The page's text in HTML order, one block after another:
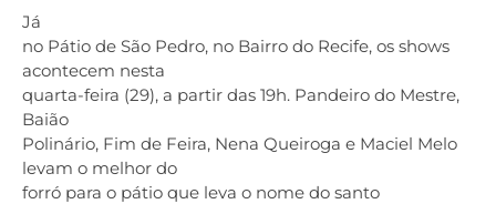
Já
no Pátio de São Pedro, no Bairro do Recife, os shows
acontecem nesta
quarta-feira (29), a partir das 19h. Pandeiro do Mestre,
Baião
Polinário, Fim de Feira, Nena Queiroga e Maciel Melo
levam o melhor do
forró para o pátio que leva o nome do santo